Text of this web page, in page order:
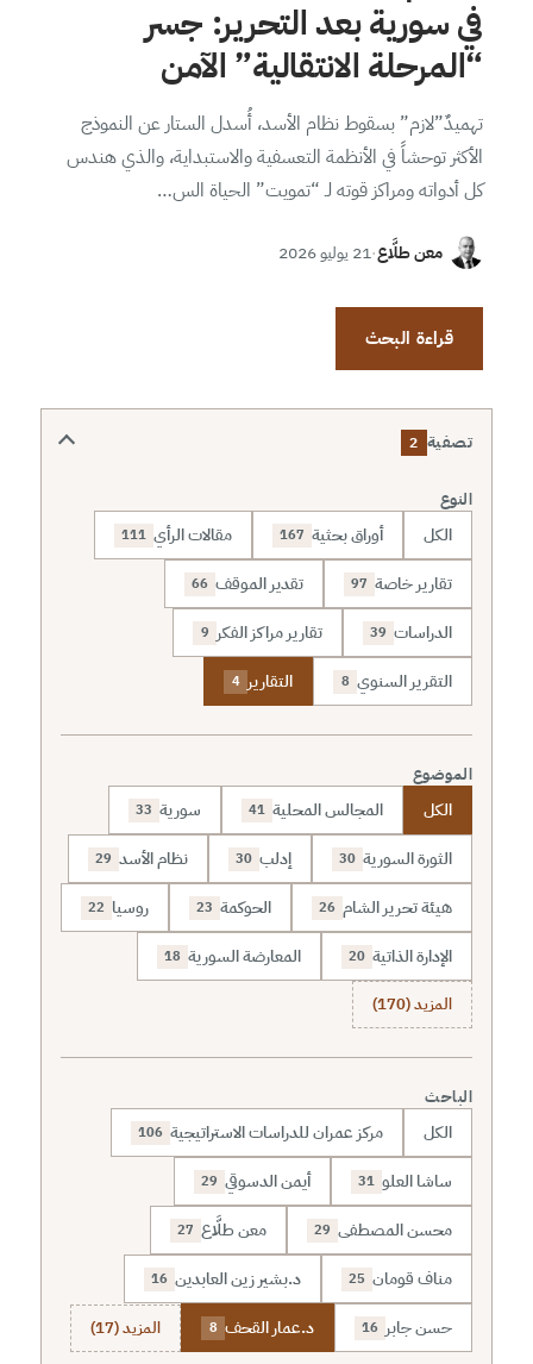
في سورية بعد التحرير: جسر
“المرحلة الانتقالية” الآمن
تهميدٌ”لازم” بسقوط نظام الأسد، أُسدل الستار عن النموذج
الأكثر توحشاً في الأنظمة التعسفية والاستبداية، والذي هندس
كل أدواته ومراكز قوته لـ “تمويت” الحياة الس…
معن طلَّاع·21 يوليو 2026
قراءة البحث
تصفية 2
النوع
الكل أوراق بحثية 167 مقالات الرأي 111
تقارير خاصة 97 تقدير الموقف 66
الدراسات 39 تقارير مراكز الفكر 9
التقرير السنوي 8 التقارير 4
الموضوع
الكل المجالس المحلية 41 سورية 33
الثورة السورية 30 إدلب 30 نظام الأسد 29
هيئة تحرير الشام 26 الحوكمة 23 روسيا 22
الإدارة الذاتية 20 المعارضة السورية 18
المزيد (170)
الباحث
الكل مركز عمران للدراسات الاستراتيجية 106
ساشا العلو 31 أيمن الدسوقي 29
محسن المصطفى 29 معن طلَّاع 27
مناف قومان 25 د.بشير زين العابدين 16
حسن جابر 16 د.عمار القحف 8 المزيد (17)